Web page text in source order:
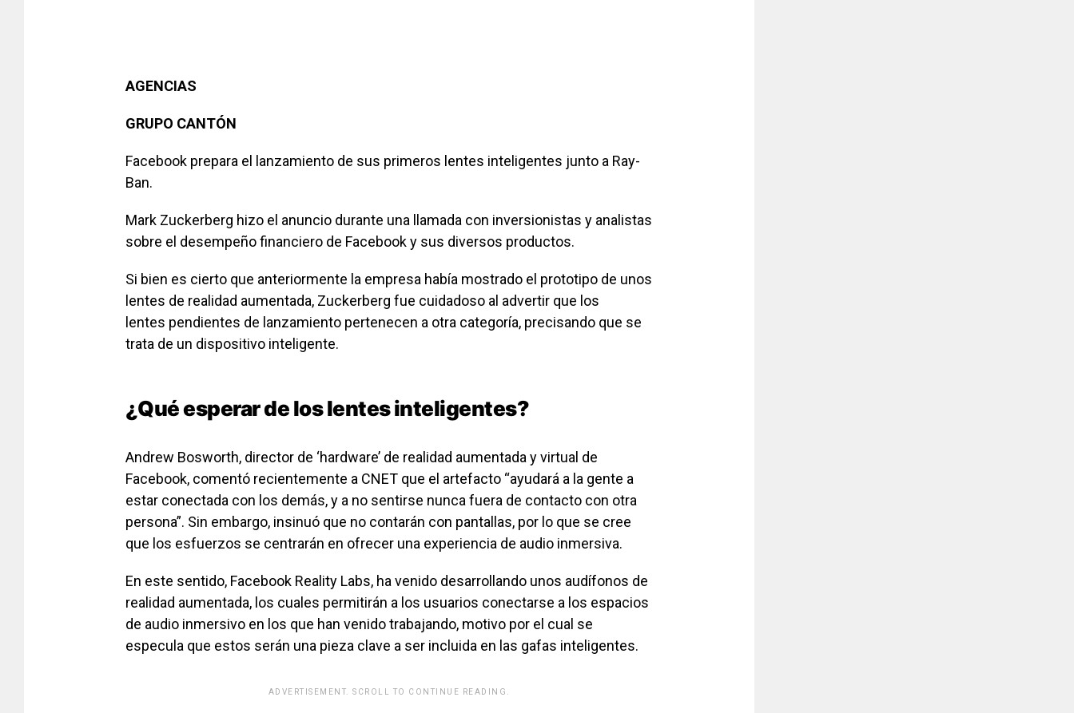
AGENCIAS
GRUPO CANTÓN
Facebook prepara el lanzamiento de sus primeros lentes inteligentes junto a Ray-
Ban.
Mark Zuckerberg hizo el anuncio durante una llamada con inversionistas y analistas
sobre el desempeño financiero de Facebook y sus diversos productos.
Si bien es cierto que anteriormente la empresa había mostrado el prototipo de unos
lentes de realidad aumentada, Zuckerberg fue cuidadoso al advertir que los
lentes pendientes de lanzamiento pertenecen a otra categoría, precisando que se
trata de un dispositivo inteligente.
¿Qué esperar de los lentes inteligentes?
Andrew Bosworth, director de ‘hardware’ de realidad aumentada y virtual de
Facebook, comentó recientemente a CNET que el artefacto “ayudará a la gente a
estar conectada con los demás, y a no sentirse nunca fuera de contacto con otra
persona”. Sin embargo, insinuó que no contarán con pantallas, por lo que se cree
que los esfuerzos se centrarán en ofrecer una experiencia de audio inmersiva.
En este sentido, Facebook Reality Labs, ha venido desarrollando unos audífonos de
realidad aumentada, los cuales permitirán a los usuarios conectarse a los espacios
de audio inmersivo en los que han venido trabajando, motivo por el cual se
especula que estos serán una pieza clave a ser incluida en las gafas inteligentes.
ADVERTISEMENT. SCROLL TO CONTINUE READING.